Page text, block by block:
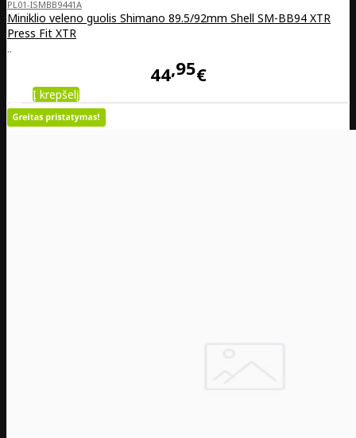
PL01-ISMBB9441A
Miniklio veleno guolis Shimano 89.5/92mm Shell SM-BB94 XTR
Press Fit XTR
..
44 95€
Į krepšelį